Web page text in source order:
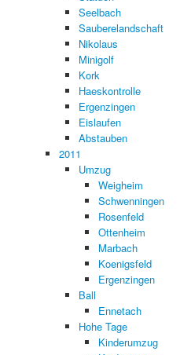
Seelbach
Sauberelandschaft
Nikolaus
Minigolf
Kork
Haeskontrolle
Ergenzingen
Eislaufen
Abstauben
2011
Umzug
Weigheim
Schwenningen
Rosenfeld
Ottenheim
Marbach
Koenigsfeld
Ergenzingen
Ball
Ennetach
Hohe Tage
Kinderumzug